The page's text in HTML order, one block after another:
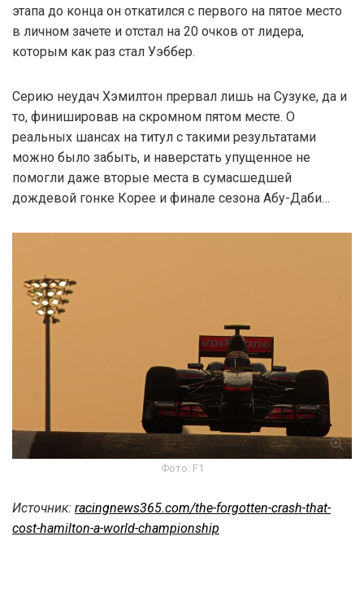
этапа до конца он откатился с первого на пятое место
в личном зачете и отстал на 20 очков от лидера,
которым как раз стал Уэббер.
Серию неудач Хэмилтон прервал лишь на Сузуке, да и
то, финишировав на скромном пятом месте. О
реальных шансах на титул с такими результатами
можно было забыть, и наверстать упущенное не
помогли даже вторые места в сумасшедшей
дождевой гонке Корее и финале сезона Абу-Даби…
Фото: F1
Источник: racingnews365.com/the-forgotten-crash-that-
cost-hamilton-a-world-championship